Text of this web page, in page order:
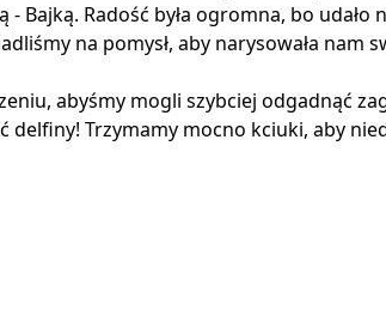
Radość była ogromna, bo udało
na pomysł, aby narysowała nam
abyśmy mogli szybciej odgadnąć
Trzymamy mocno kciuki, aby